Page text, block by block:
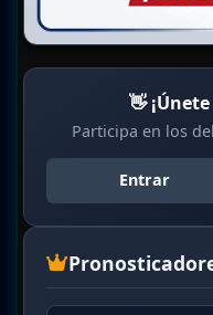
👋
Participa en los
Entrar